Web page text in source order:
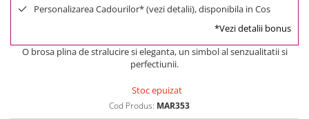
Personalizarea Cadourilor* (vezi detalii), disponibila in Cos
*Vezi detalii bonus
O brosa plina de stralucire si eleganta, un simbol al senzualitatii si
perfectiunii.
Stoc epuizat
Cod Produs: MAR353